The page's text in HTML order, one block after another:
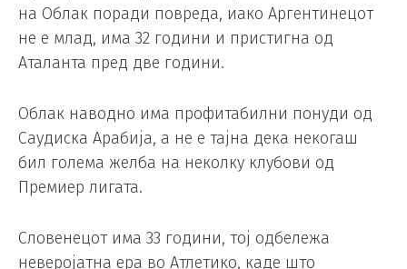
на Облак поради повреда, иако Аргентинецот
не е млад, има 32 години и пристигна од
Аталанта пред две години.
Облак наводно има профитабилни понуди од
Саудиска Арабија, а не е тајна дека некогаш
бил голема желба на неколку клубови од
Премиер лигата.
Словенецот има 33 години, тој одбележа
неверојатна ера во Атлетико, каде што